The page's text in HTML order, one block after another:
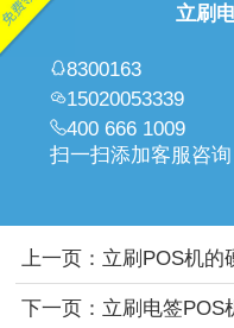
立刷
8300163
15020053339
400 666 1009
扫一扫添加客服咨询
上一页： 立刷POS机的
下一页： 立刷电签POS